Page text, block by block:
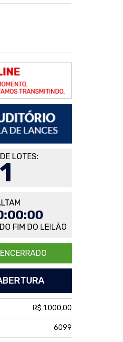
LOTES:
1
FIM DO LEILÃO
ENCERRADO
R$ 1.000,00
6099